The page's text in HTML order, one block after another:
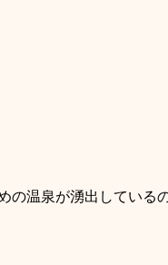
の温泉が湧出している